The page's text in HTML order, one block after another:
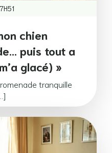
chien
puis tout a
glacé) »
tranquille